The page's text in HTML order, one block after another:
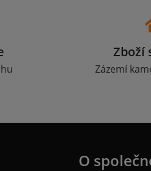
Zboží
Zázemí
O